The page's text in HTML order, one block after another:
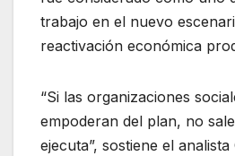
trabajo en el nuevo
reactivación económica
“Si las organizaciones
empoderan del plan, no
ejecuta”, sostiene el